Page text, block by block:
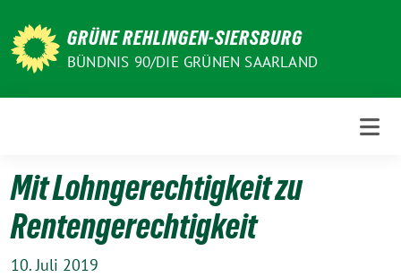
zum
Inhalt
GRÜNE REHLINGEN-SIERSBURG
BÜNDNIS 90/DIE GRÜNEN SAARLAND
Mit Lohngerechtigkeit zu
Rentengerechtigkeit
10. Juli 2019